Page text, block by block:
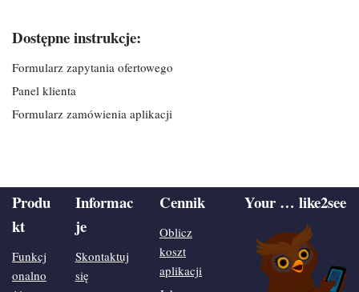
Dostępne instrukcje:
Formularz zapytania ofertowego
Panel klienta
Formularz zamówienia aplikacji
Produ
kt
Funkcj
onalno
Informac
je
Skontaktuj
się
Cennik
Oblicz
koszt
aplikacji
Your … like2see